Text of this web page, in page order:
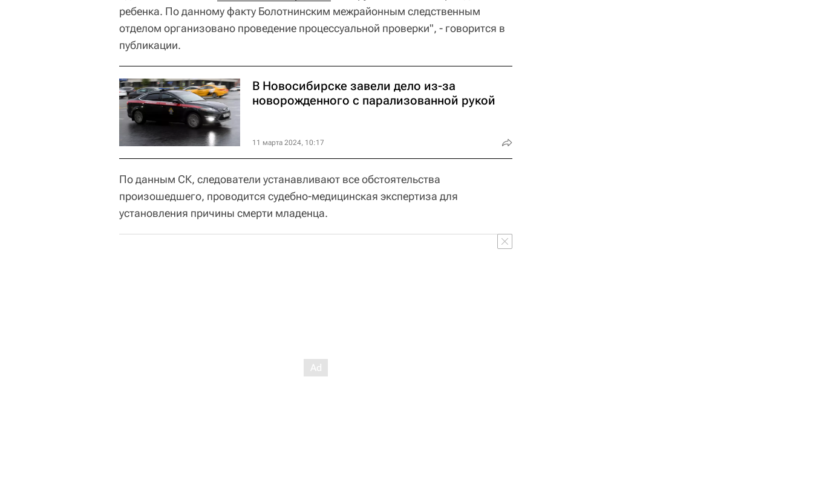
ребенка. По данному факту Болотнинским межрайонным следственным
отделом организовано проведение процессуальной проверки", - говорится в
публикации.
В Новосибирске завели дело из-за
новорожденного с парализованной рукой
11 марта 2024, 10:17
По данным СК, следователи устанавливают все обстоятельства
произошедшего, проводится судебно-медицинская экспертиза для
установления причины смерти младенца.